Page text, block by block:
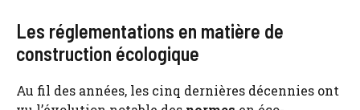
Les réglementations en matière de
construction écologique
Au fil des années, les cinq dernières décennies ont